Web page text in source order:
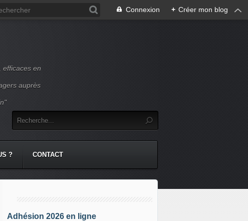
Connexion + Créer mon blog
efficaces en
auprès
? CONTACT
Adhésion 2026 en ligne